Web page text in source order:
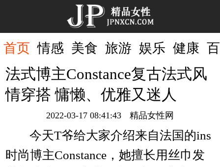
首页 情感 美食 旅游 娱乐 健康
首页
法式博主Constance复古法式风
情穿搭 慵懒、优雅又迷人
2022-03-17 08:41:43 精品女性网
今天T爷给大家介绍来自法国的ins
时尚博主Constance，她擅长用丝巾发